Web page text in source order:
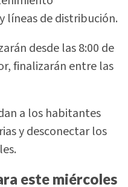
líneas de distribución.
desde las 8:00 de
finalizarán entre las
a los habitantes
y desconectar los
este miércoles